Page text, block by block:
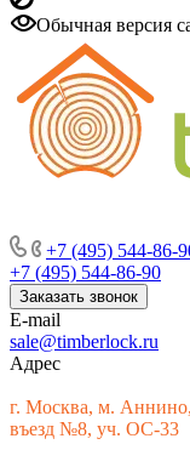
Обычная версия
+7 (495) 544-86-
+7 (495) 544-86-90
Заказать звонок
E-mail
sale@timberlock.ru
Адрес
г. Москва, м.
въезд №8, уч. ОС-33